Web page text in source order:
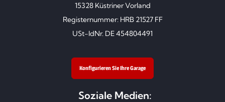
15328 Küstriner Vorland
Registernummer: HRB 21527 FF
USt-IdNr. DE 454804491
Konfigurieren Sie Ihre Garage
Soziale Medien: